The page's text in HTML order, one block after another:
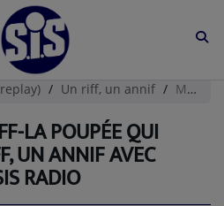
Un riff, un annif MICHEL POLNAREFF-La Poupée Qui Fait Non - Un riff, un annif avec Guy Guitar sur SIS Radio
LA POUPÉE QUI
UN ANNIF AVEC
RADIO